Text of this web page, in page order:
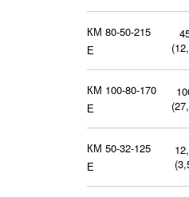
КМ 80-50-215
Е
КМ 100-80-170
Е
КМ 50-32-125
Е